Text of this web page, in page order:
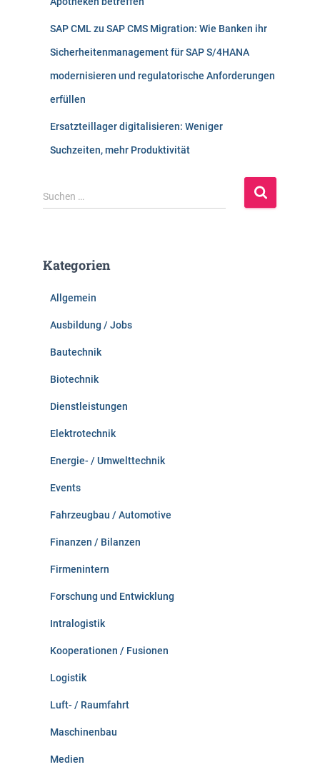
SAP CML zu SAP CMS Migration: Wie Banken ihr
Sicherheitenmanagement für SAP S/4HANA
modernisieren und regulatorische Anforderungen
erfüllen
Ersatzteillager digitalisieren: Weniger
Suchzeiten, mehr Produktivität
S
u
n
Suchen …
Kategorien
Allgemein
Ausbildung / Jobs
Bautechnik
Biotechnik
Dienstleistungen
Elektrotechnik
Energie- / Umwelttechnik
Events
Fahrzeugbau / Automotive
Finanzen / Bilanzen
Firmenintern
Forschung und Entwicklung
Intralogistik
Kooperationen / Fusionen
Logistik
Luft- / Raumfahrt
Maschinenbau
Medien